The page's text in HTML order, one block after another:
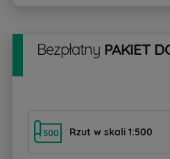
Bezpłatny PAKIET
Rzut w skali 1:500